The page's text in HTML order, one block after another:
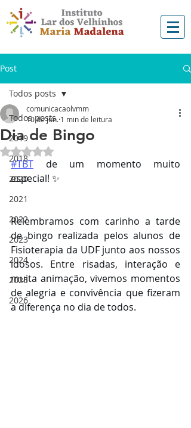
Post
Todos posts
2019
2018
2020
2021
2022
2023
2024
2025
2026
Todos posts
Dia de Bingo
comunicacaolvmm
10 de jun. 1 min de leitura
Avaliado com NaN de 5 estrelas.
#TBT de um momento muito
especial! ✨
Relembramos com carinho a tarde
de bingo realizada pelos alunos de
Fisioterapia da UDF junto aos nossos
idosos. Entre risadas, interação e
muita animação, vivemos momentos
de alegria e convivência que fizeram
a diferença no dia de todos.